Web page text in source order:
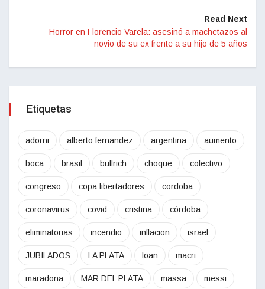
Read Next
Horror en Florencio Varela: asesinó a machetazos al
novio de su ex frente a su hijo de 5 años
Etiquetas
adorni alberto fernandez argentina aumento
boca brasil bullrich choque colectivo
congreso copa libertadores cordoba
coronavirus covid cristina córdoba
eliminatorias incendio inflacion israel
JUBILADOS LA PLATA loan macri
maradona MAR DEL PLATA massa messi